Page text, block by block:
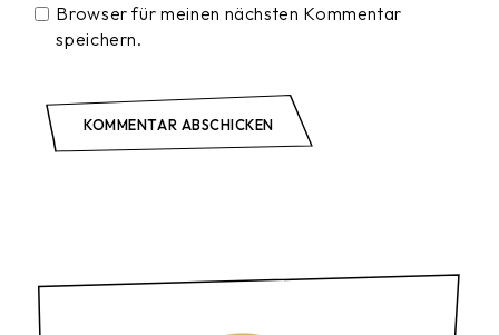
Browser für meinen nächsten Kommentar
speichern.
KOMMENTAR ABSCHICKEN